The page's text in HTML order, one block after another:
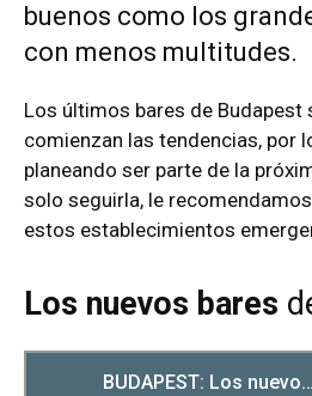
buenos como los
con menos multitudes.
Los últimos bares de Budapest
comienzan las tendencias, por
planeando ser parte de la
solo seguirla, le
estos establecimientos
Los nuevos bares